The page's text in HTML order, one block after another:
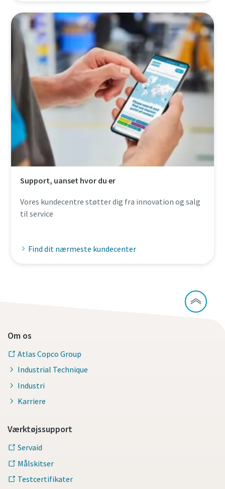
Support, uanset hvor du er
Vores kundecentre støtter dig fra innovation og salg
til service
Find dit nærmeste kundecenter
Om os
Atlas Copco Group
Industrial Technique
Industri
Karriere
Værktøjssupport
Servaid
Målskitser
Testcertifikater